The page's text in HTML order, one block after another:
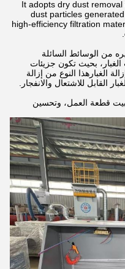
It adopts dry dust
dust particles
high-efficiency filtration
من الوسائط السائلة
بحيث تكون جزيئات
الغبارهذا النوع من إزالة
القابل للاشتعال والانفجار.
قطعة العمل، وتحسين